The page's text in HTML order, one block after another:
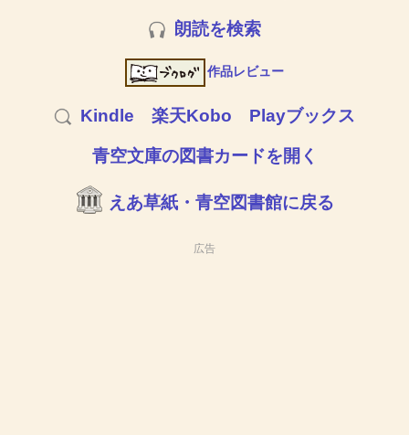
朗読を検索
作品レビュー
Kindle 楽天Kobo Playブックス
青空文庫の図書カードを開く
えあ草紙・青空図書館に戻る
広告